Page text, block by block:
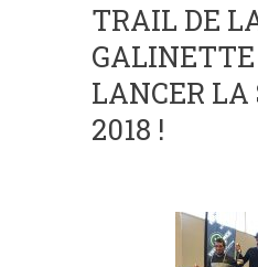
TRAIL DE
GALINETTE
LANCER LA
2018 !